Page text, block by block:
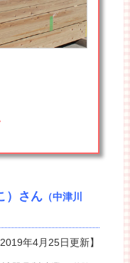
）さん （中津川
2019年4月25日更新】